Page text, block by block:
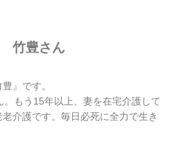
竹豊さん
』です。
もう15年以上、妻を在宅介護して
介護です。毎日必死に全力で生き